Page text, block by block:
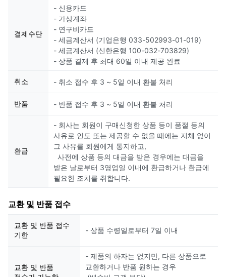
결제수단
- 신용카드
- 가상계좌
- 연구비카드
- 세금계산서 (기업은행 033-502993-01-019)
- 세금계산서 (신한은행 100-032-703829)
- 상품 결제 후 최대 60일 이내 제공 완료
취소 - 취소 접수 후 3 ~ 5일 이내 환불 처리
반품 - 반품 접수 후 3 ~ 5일 이내 환불 처리
환급
- 회사는 회원이 구매신청한 상품 등이 품절 등의
사유로 인도 또는 제공할 수 없을 때에는 지체 없이
그 사유를 회원에게 통지하고,
사전에 상품 등의 대금을 받은 경우에는 대금을
받은 날로부터 3영업일 이내에 환급하거나 환급에
필요한 조치를 취합니다.
교환 및 반품 접수
교환 및 반품 접수
기한
- 상품 수령일로부터 7일 이내
교환 및 반품
- 제품의 하자는 없지만, 다른 상품으로
교환하거나 반품 원하는 경우